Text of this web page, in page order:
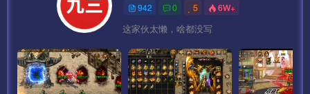
第一步:1-启动网站 （点击启动 显示两个绿灯为正常）
第二步:2-DBServer （点击START ENGINE）
第三步:3-ItemLogServer （点击START）
942 0 5 6W+
这家伙太懒，啥都没写